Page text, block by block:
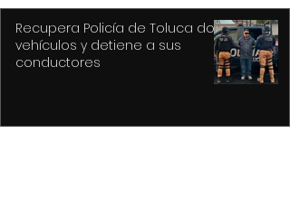
Recupera Policía de Toluca dos
vehículos y detiene a sus
conductores